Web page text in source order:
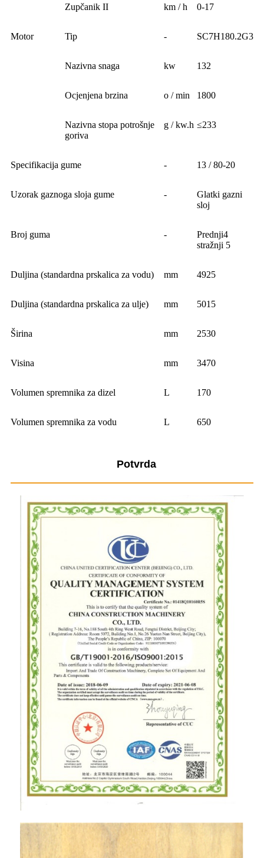
Zupčanik II km / h 0-17
Motor Tip - SC7H180.2G3
Nazivna snaga kw 132
Ocjenjena brzina o / min 1800
Nazivna stopa potrošnje
goriva
g / kw.h ≤233
Specifikacija gume - 13 / 80-20
Uzorak gaznoga sloja gume -
Glatki gazni
sloj
Broj guma -
Prednji4
stražnji 5
Duljina (standardna prskalica za vodu) mm 4925
Duljina (standardna prskalica za ulje) mm 5015
Širina mm 2530
Visina mm 3470
Volumen spremnika za dizel L 170
Volumen spremnika za vodu L 650
Potvrda